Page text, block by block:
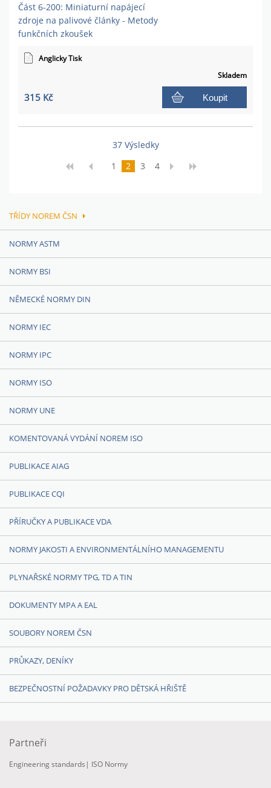
Část 6-200: Miniaturní napájecí
zdroje na palivové články - Metody
funkčních zkoušek
Anglicky Tisk
Skladem
315 Kč Koupit
37 Výsledky
1
2 3 4
TŘÍDY NOREM ČSN
NORMY ASTM
NORMY BSI
NĚMECKÉ NORMY DIN
NORMY IEC
NORMY IPC
NORMY ISO
NORMY UNE
KOMENTOVANÁ VYDÁNÍ NOREM ISO
PUBLIKACE AIAG
PUBLIKACE CQI
PŘÍRUČKY A PUBLIKACE VDA
NORMY JAKOSTI A ENVIRONMENTÁLNÍHO MANAGEMENTU
PLYNAŘSKÉ NORMY TPG, TD A TIN
DOKUMENTY MPA A EAL
SOUBORY NOREM ČSN
PRŮKAZY, DENÍKY
BEZPEČNOSTNÍ POŽADAVKY PRO DĚTSKÁ HŘIŠTĚ
Partneři
Engineering standards | ISO Normy